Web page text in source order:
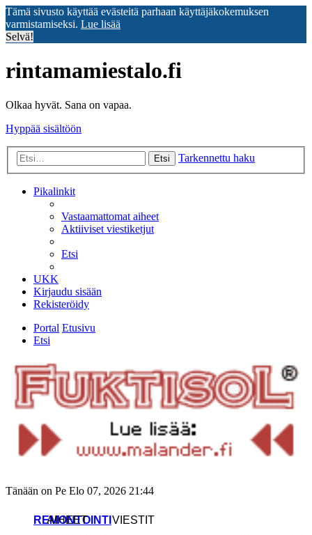
Tämä sivusto käyttää evästeitä parhaan käyttäjäkokemuksen
varmistamiseksi. Lue lisää
Selvä!
rintamamiestalo.fi
Olkaa hyvät. Sana on vapaa.
Hyppää sisältöön
Etsi Tarkennettu haku
Pikalinkit
Vastaamattomat aiheet
Aktiiviset viestiketjut
Etsi
UKK
Kirjaudu sisään
Rekisteröidy
Portal Etusivu
Etsi
Tänään on Pe Elo 07, 2026 21:44
REMONTOINTI
AIHEET VIESTIT